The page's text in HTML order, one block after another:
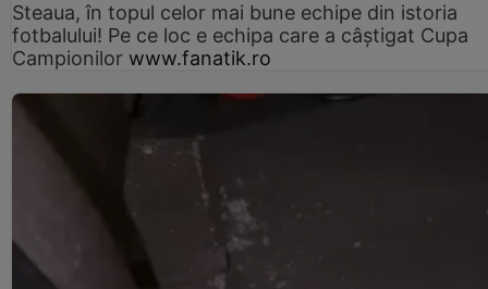
Steaua, în topul celor mai bune echipe din istoria
fotbalului! Pe ce loc e echipa care a câştigat Cupa
Campionilor www.fanatik.ro